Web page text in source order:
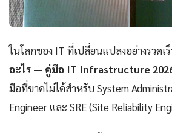
ในโลกของ IT ที่เปลี่ยนแปลงอย่างรวดเ
อะไร — คู่มือ IT Infrastructure
มือที่ขาดไม่ได้สำหรับ System
Engineer และ SRE (Site Reliability